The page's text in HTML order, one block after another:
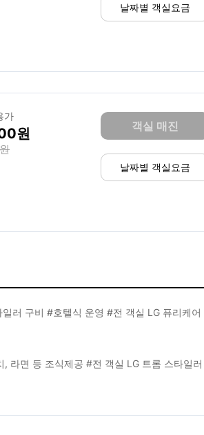
날짜별 객실요금
가
객실 매진
날짜별 객실요금
러 구비 #호텔식 운영 #전 객실 LG 퓨리케어
라면 등 조식제공 #전 객실 LG 트롬 스타일러